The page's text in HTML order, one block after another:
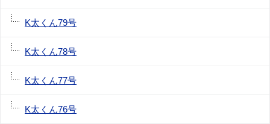
K太くん79号
K太くん78号
K太くん77号
K太くん76号